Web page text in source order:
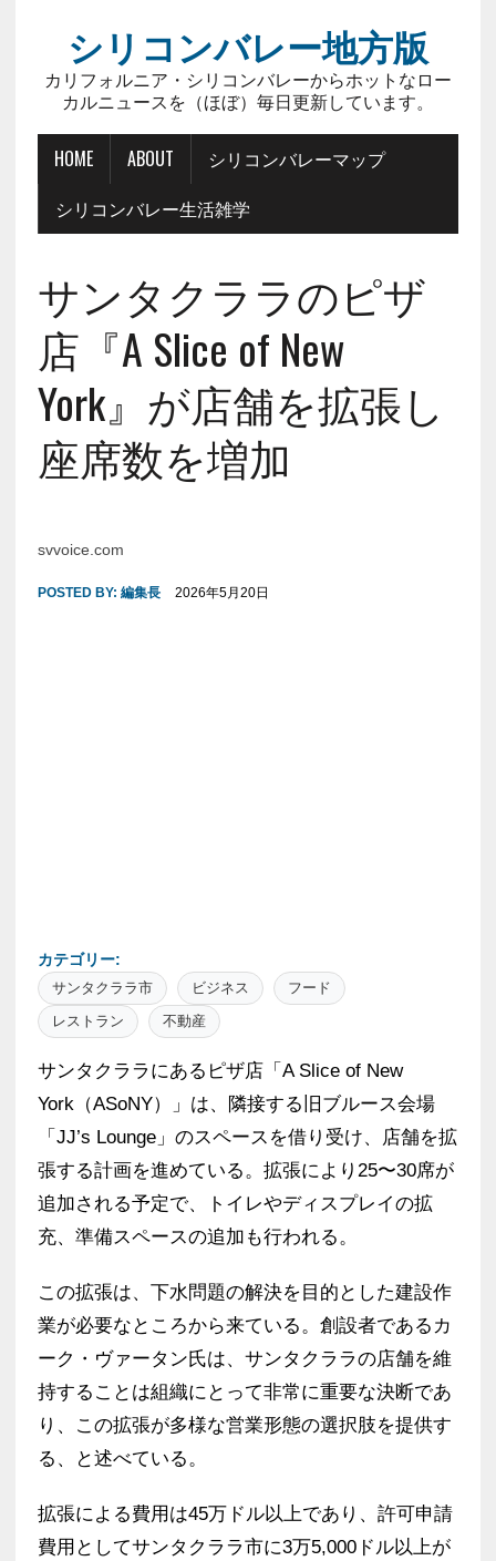
シリコンバレー地方版
カリフォルニア・シリコンバレーからホットなロー
カルニュースを（ほぼ）毎日更新しています。
HOME ABOUT
シリコンバレーマップ
シリコンバレー生活雑学
サンタクララのピザ
店『A Slice of New
York』が店舗を拡張し
座席数を増加
svvoice.com
POSTED BY: 編集長 2026年5月20日
カテゴリー:
サンタクララ市 ビジネス
フード
レストラン
不動産
サンタクララにあるピザ店「A Slice of New
York（ASoNY）」は、隣接する旧ブルース会場
「JJ’s Lounge」のスペースを借り受け、店舗を拡
張する計画を進めている。拡張により25〜30席が
追加される予定で、トイレやディスプレイの拡
充、準備スペースの追加も行われる。
この拡張は、下水問題の解決を目的とした建設作
業が必要なところから来ている。創設者であるカ
ーク・ヴァータン氏は、サンタクララの店舗を維
持することは組織にとって非常に重要な決断であ
り、この拡張が多様な営業形態の選択肢を提供す
る、と述べている。
拡張による費用は45万ドル以上であり、許可申請
費用としてサンタクララ市に3万5,000ドル以上が